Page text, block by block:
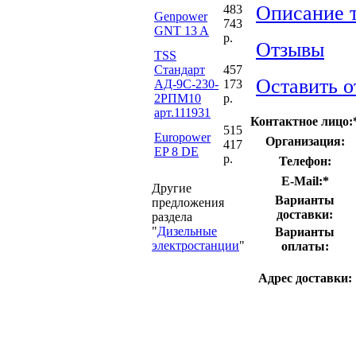
Genpower
GNT 13 A
483
743
р.
TSS
Стандарт
АД-9С-230-
2РПМ10
арт.111931
457
173
р.
Europower
EP 8 DE
515
417
р.
Другие
предложения
раздела
"Дизельные
электростанции"
Описание
Отзывы
Оставить
Контактное лицо:
Организация:
Телефон:
E-Mail:*
Варианты
доставки:
Варианты
оплаты:
Адрес доставки: